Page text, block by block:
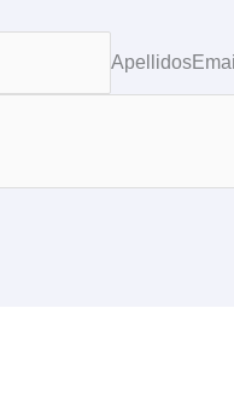
Apellidos